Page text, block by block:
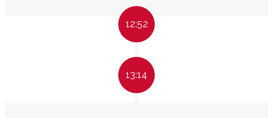
12:52
13:14